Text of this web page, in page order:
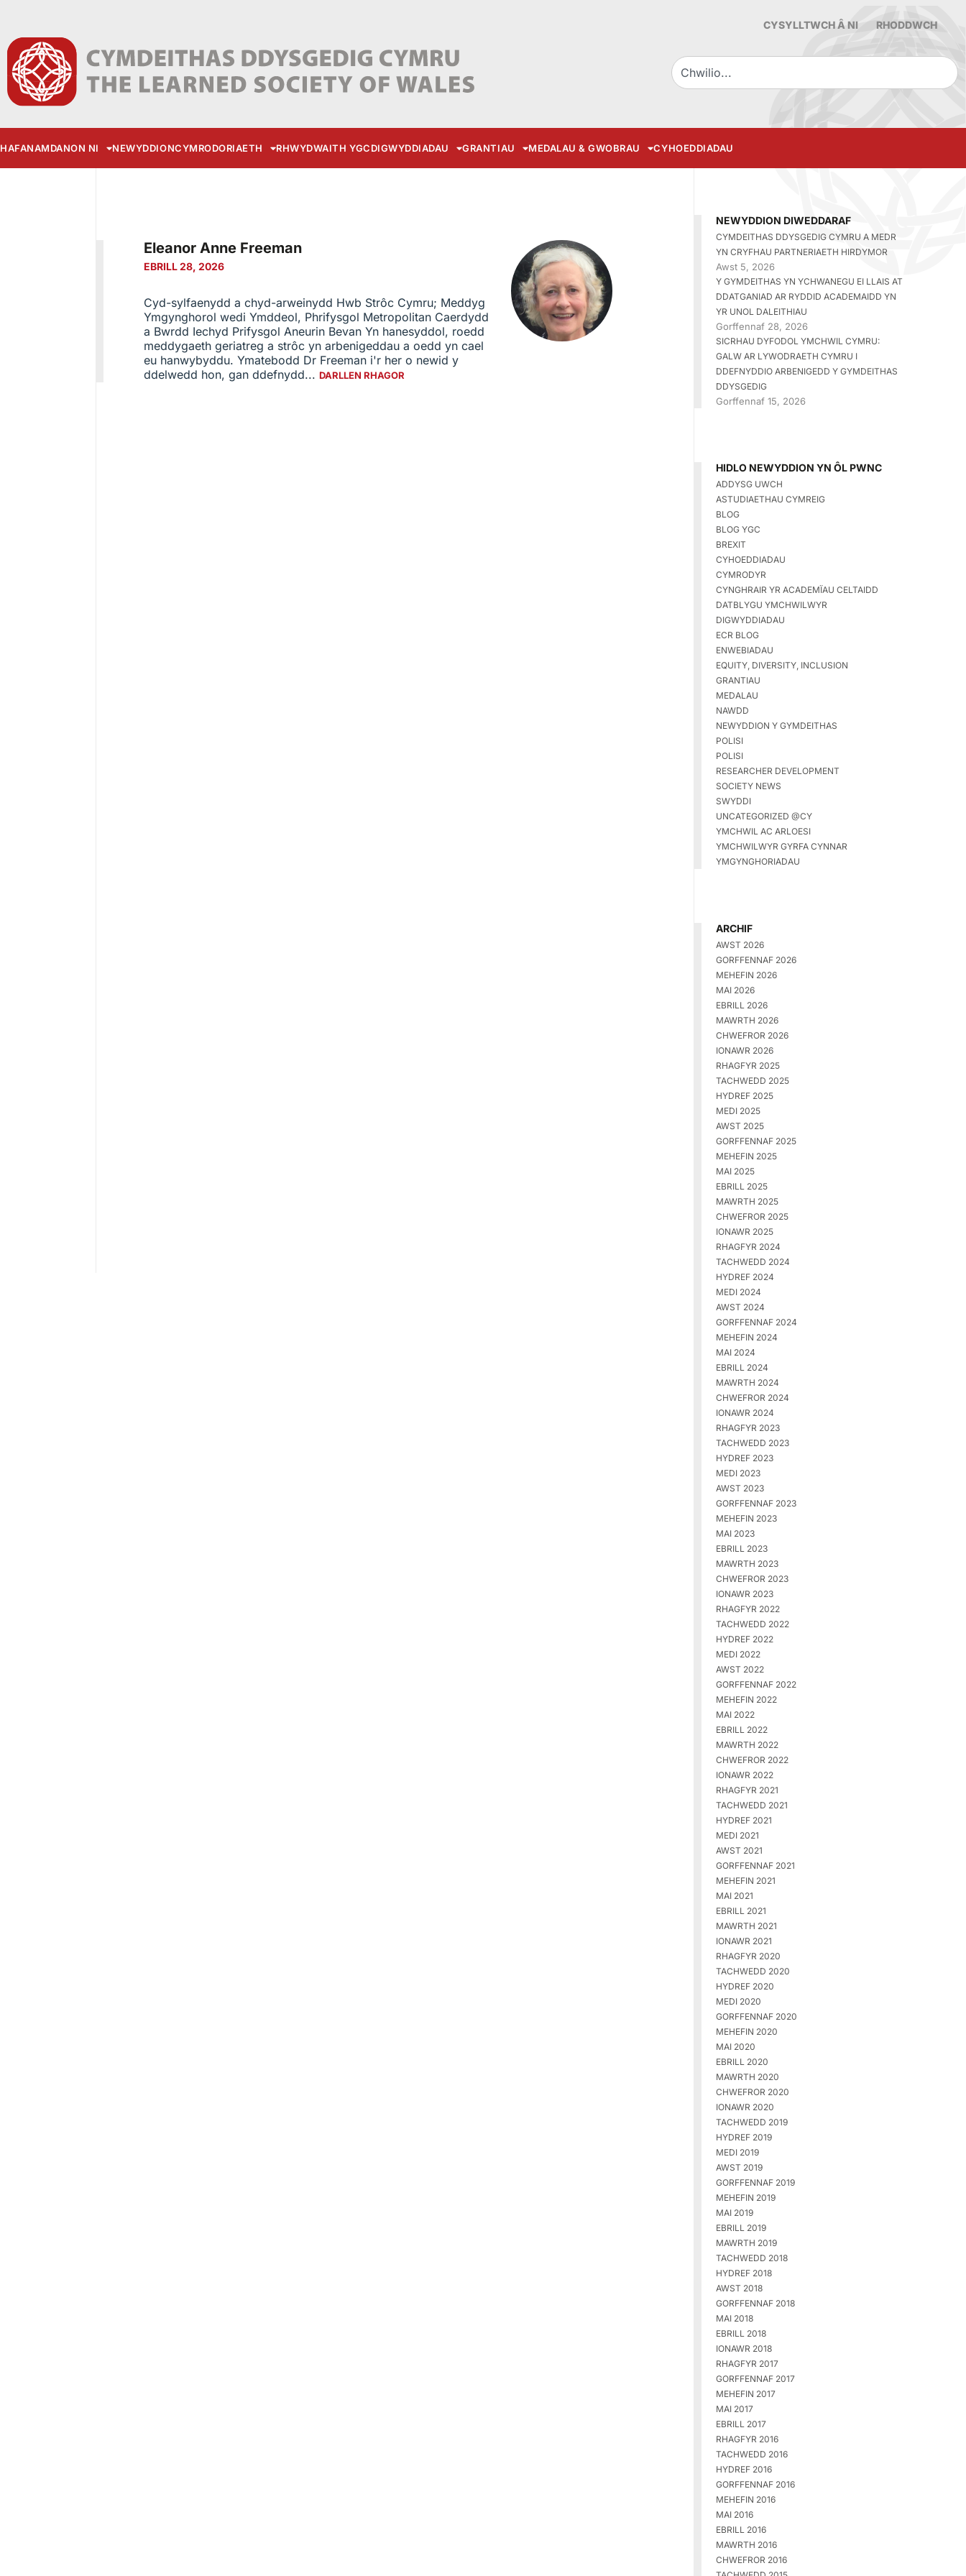
CYSYLLTWCH Â NI RHODDWCH
HAFANAMDANON NI NEWYDDIONCYMRODORIAETH RHWYDWAITH YGCDIGWYDDIADAU GRANTIAU MEDALAU & GWOBRAU CYHOEDDIADAU
Eleanor Anne Freeman
EBRILL 28, 2026
Cyd-sylfaenydd a chyd-arweinydd Hwb Strôc Cymru; Meddyg
Ymgynghorol wedi Ymddeol, Phrifysgol Metropolitan Caerdydd
a Bwrdd Iechyd Prifysgol Aneurin Bevan Yn hanesyddol, roedd
meddygaeth geriatreg a strôc yn arbenigeddau a oedd yn cael
eu hanwybyddu. Ymatebodd Dr Freeman i'r her o newid y
ddelwedd hon, gan ddefnydd... DARLLEN RHAGOR
NEWYDDION DIWEDDARAF
CYMDEITHAS DDYSGEDIG CYMRU A MEDR
YN CRYFHAU PARTNERIAETH HIRDYMOR
Awst 5, 2026
Y GYMDEITHAS YN YCHWANEGU EI LLAIS AT
DDATGANIAD AR RYDDID ACADEMAIDD YN
YR UNOL DALEITHIAU
Gorffennaf 28, 2026
SICRHAU DYFODOL YMCHWIL CYMRU:
GALW AR LYWODRAETH CYMRU I
DDEFNYDDIO ARBENIGEDD Y GYMDEITHAS
DDYSGEDIG
Gorffennaf 15, 2026
HIDLO NEWYDDION YN ÔL PWNC
ADDYSG UWCH
ASTUDIAETHAU CYMREIG
BLOG
BLOG YGC
BREXIT
CYHOEDDIADAU
CYMRODYR
CYNGHRAIR YR ACADEMÏAU CELTAIDD
DATBLYGU YMCHWILWYR
DIGWYDDIADAU
ECR BLOG
ENWEBIADAU
EQUITY, DIVERSITY, INCLUSION
GRANTIAU
MEDALAU
NAWDD
NEWYDDION Y GYMDEITHAS
POLISI
POLISI
RESEARCHER DEVELOPMENT
SOCIETY NEWS
SWYDDI
UNCATEGORIZED @CY
YMCHWIL AC ARLOESI
YMCHWILWYR GYRFA CYNNAR
YMGYNGHORIADAU
ARCHIF
AWST 2026
GORFFENNAF 2026
MEHEFIN 2026
MAI 2026
EBRILL 2026
MAWRTH 2026
CHWEFROR 2026
IONAWR 2026
RHAGFYR 2025
TACHWEDD 2025
HYDREF 2025
MEDI 2025
AWST 2025
GORFFENNAF 2025
MEHEFIN 2025
MAI 2025
EBRILL 2025
MAWRTH 2025
CHWEFROR 2025
IONAWR 2025
RHAGFYR 2024
TACHWEDD 2024
HYDREF 2024
MEDI 2024
AWST 2024
GORFFENNAF 2024
MEHEFIN 2024
MAI 2024
EBRILL 2024
MAWRTH 2024
CHWEFROR 2024
IONAWR 2024
RHAGFYR 2023
TACHWEDD 2023
HYDREF 2023
MEDI 2023
AWST 2023
GORFFENNAF 2023
MEHEFIN 2023
MAI 2023
EBRILL 2023
MAWRTH 2023
CHWEFROR 2023
IONAWR 2023
RHAGFYR 2022
TACHWEDD 2022
HYDREF 2022
MEDI 2022
AWST 2022
GORFFENNAF 2022
MEHEFIN 2022
MAI 2022
EBRILL 2022
MAWRTH 2022
CHWEFROR 2022
IONAWR 2022
RHAGFYR 2021
TACHWEDD 2021
HYDREF 2021
MEDI 2021
AWST 2021
GORFFENNAF 2021
MEHEFIN 2021
MAI 2021
EBRILL 2021
MAWRTH 2021
IONAWR 2021
RHAGFYR 2020
TACHWEDD 2020
HYDREF 2020
MEDI 2020
GORFFENNAF 2020
MEHEFIN 2020
MAI 2020
EBRILL 2020
MAWRTH 2020
CHWEFROR 2020
IONAWR 2020
TACHWEDD 2019
HYDREF 2019
MEDI 2019
AWST 2019
GORFFENNAF 2019
MEHEFIN 2019
MAI 2019
EBRILL 2019
MAWRTH 2019
TACHWEDD 2018
HYDREF 2018
AWST 2018
GORFFENNAF 2018
MAI 2018
EBRILL 2018
IONAWR 2018
RHAGFYR 2017
GORFFENNAF 2017
MEHEFIN 2017
MAI 2017
EBRILL 2017
RHAGFYR 2016
TACHWEDD 2016
HYDREF 2016
GORFFENNAF 2016
MEHEFIN 2016
MAI 2016
EBRILL 2016
MAWRTH 2016
CHWEFROR 2016